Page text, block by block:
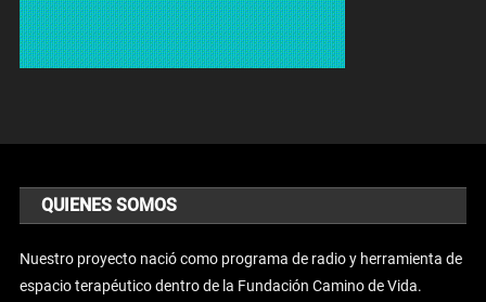
QUIENES SOMOS
Nuestro proyecto nació como programa de radio y herramienta de
espacio terapéutico dentro de la Fundación Camino de Vida.